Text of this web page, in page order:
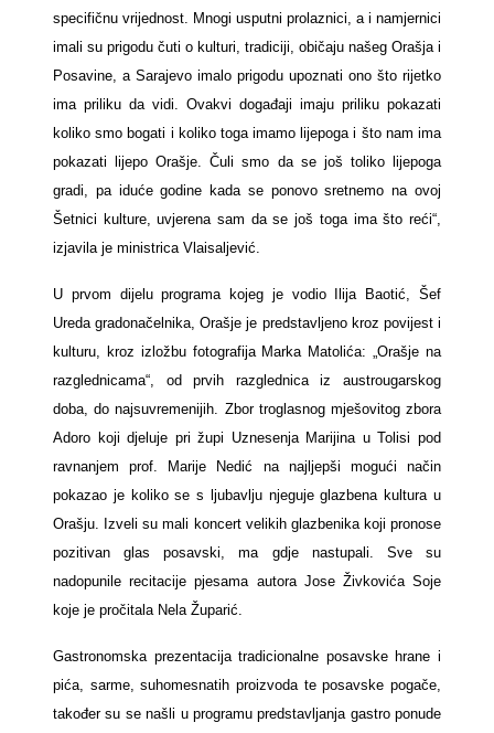
specifičnu vrijednost. Mnogi usputni prolaznici, a i namjernici
imali su prigodu čuti o kulturi, tradiciji, običaju našeg Orašja i
Posavine, a Sarajevo imalo prigodu upoznati ono što rijetko
ima priliku da vidi. Ovakvi događaji imaju priliku pokazati
koliko smo bogati i koliko toga imamo lijepoga i što nam ima
pokazati lijepo Orašje. Čuli smo da se još toliko lijepoga
gradi, pa iduće godine kada se ponovo sretnemo na ovoj
Šetnici kulture, uvjerena sam da se još toga ima što reći“,
izjavila je ministrica Vlaisaljević.
U prvom dijelu programa kojeg je vodio Ilija Baotić, Šef
Ureda gradonačelnika, Orašje je predstavljeno kroz povijest i
kulturu, kroz izložbu fotografija Marka Matolića: „Orašje na
razglednicama“, od prvih razglednica iz austrougarskog
doba, do najsuvremenijih. Zbor troglasnog mješovitog zbora
Adoro koji djeluje pri župi Uznesenja Marijina u Tolisi pod
ravnanjem prof. Marije Nedić na najljepši mogući način
pokazao je koliko se s ljubavlju njeguje glazbena kultura u
Orašju. Izveli su mali koncert velikih glazbenika koji pronose
pozitivan glas posavski, ma gdje nastupali. Sve su
nadopunile recitacije pjesama autora Jose Živkovića Soje
koje je pročitala Nela Župarić.
Gastronomska prezentacija tradicionalne posavske hrane i
pića, sarme, suhomesnatih proizvoda te posavske pogače,
također su se našli u programu predstavljanja gastro ponude